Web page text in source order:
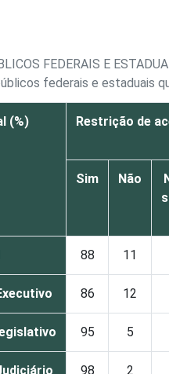
FEDERAIS E
federais e estaduais
(%)
Restrição de
Sim Não
88 11
86 12
95 5
98 2